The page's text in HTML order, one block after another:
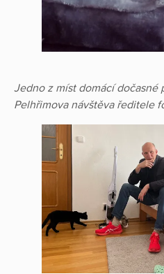
Jedno z míst domácí dočasné
Pelhřimova návštěva ředitele